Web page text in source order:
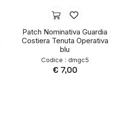
Patch Nominativa Guardia
Costiera Tenuta Operativa
blu
Codice : dmgc5
€ 7,00